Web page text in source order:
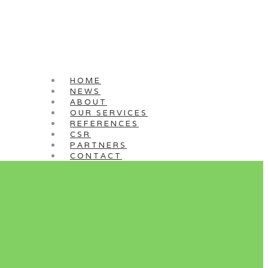
HOME
NEWS
ABOUT
OUR SERVICES
REFERENCES
CSR
PARTNERS
CONTACT